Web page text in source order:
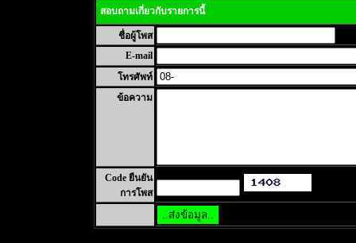
สอบถามเกี่ยวกับรายการนี้
ชื่อผู้โพส
E-mail
โทรศัพท์
ข้อความ
Code ยืนยัน
การโพส